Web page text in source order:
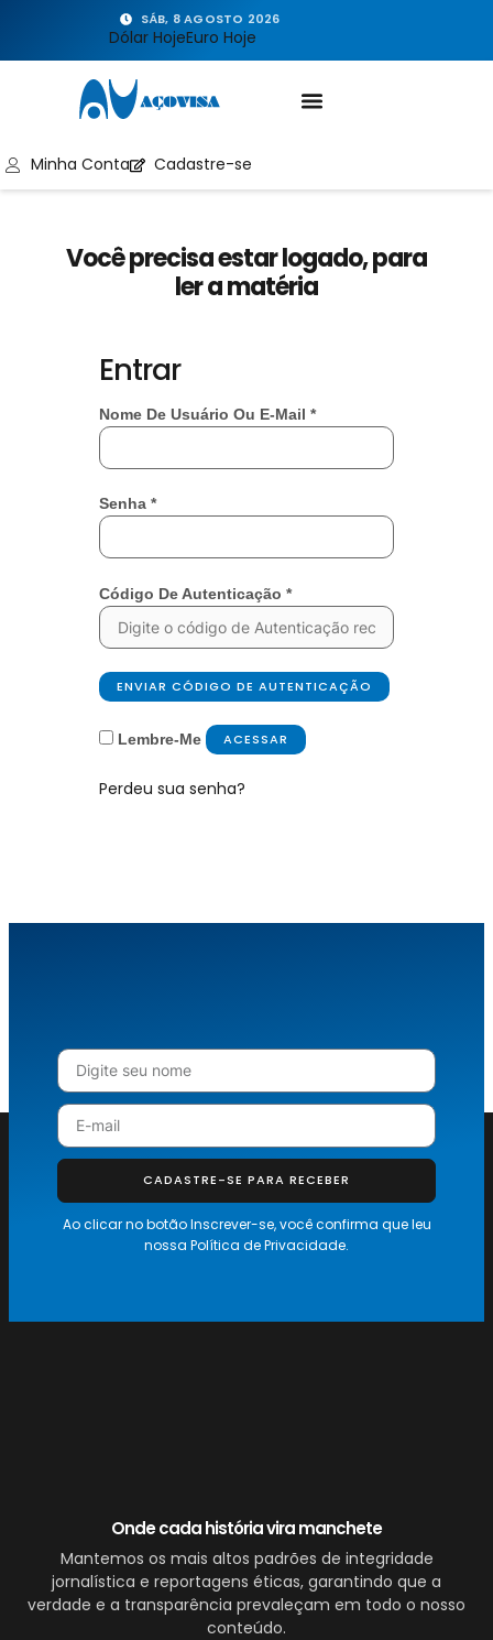
SÁB, 8 AGOSTO 2026
Dólar HojeEuro Hoje
Minha Conta Cadastre-se
Você precisa estar logado, para
ler a matéria
Entrar
Nome De Usuário Ou E-Mail *
Senha *
Código De Autenticação *
ENVIAR CÓDIGO DE AUTENTICAÇÃO
Lembre-Me ACESSAR
Perdeu sua senha?
CADASTRE-SE PARA RECEBER
Ao clicar no botão Inscrever-se, você confirma que leu
nossa Política de Privacidade.
Onde cada história vira manchete
Mantemos os mais altos padrões de integridade
jornalística e reportagens éticas, garantindo que a
verdade e a transparência prevaleçam em todo o nosso
conteúdo.